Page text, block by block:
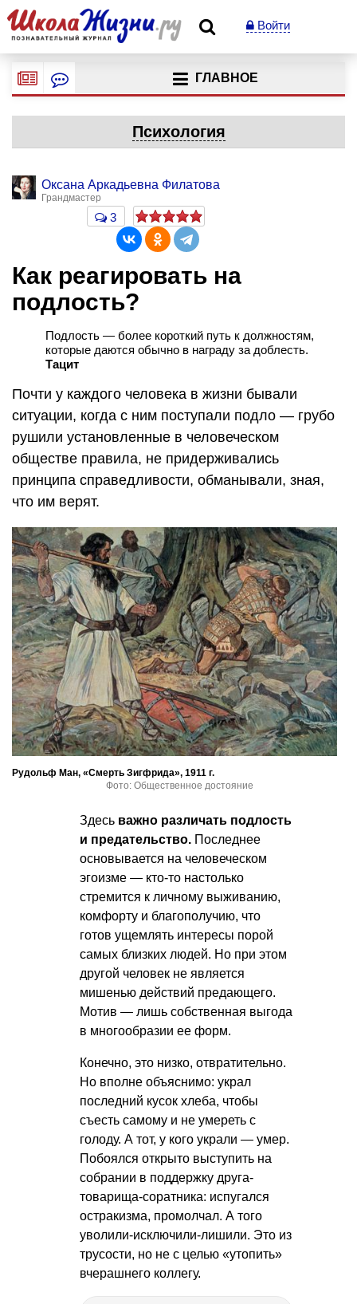
Войти
ГЛАВНОЕ
Психология
Оксана Аркадьевна Филатова
Грандмастер
3
Как реагировать на
подлость?
Подлость — более короткий путь к должностям,
которые даются обычно в награду за доблесть.
Тацит
Почти у каждого человека в жизни бывали
ситуации, когда с ним поступали подло — грубо
рушили установленные в человеческом
обществе правила, не придерживались
принципа справедливости, обманывали, зная,
что им верят.
Рудольф Ман, «Смерть Зигфрида», 1911 г.
Фото: Общественное достояние
Здесь важно различать подлость
и предательство. Последнее
основывается на человеческом
эгоизме — кто-то настолько
стремится к личному выживанию,
комфорту и благополучию, что
готов ущемлять интересы порой
самых близких людей. Но при этом
другой человек не является
мишенью действий предающего.
Мотив — лишь собственная выгода
в многообразии ее форм.
Конечно, это низко, отвратительно.
Но вполне объяснимо: украл
последний кусок хлеба, чтобы
съесть самому и не умереть с
голоду. А тот, у кого украли — умер.
Побоялся открыто выступить на
собрании в поддержку друга-
товарища-соратника: испугался
остракизма, промолчал. А того
уволили-исключили-лишили. Это из
трусости, но не с целью «утопить»
вчерашнего коллегу.